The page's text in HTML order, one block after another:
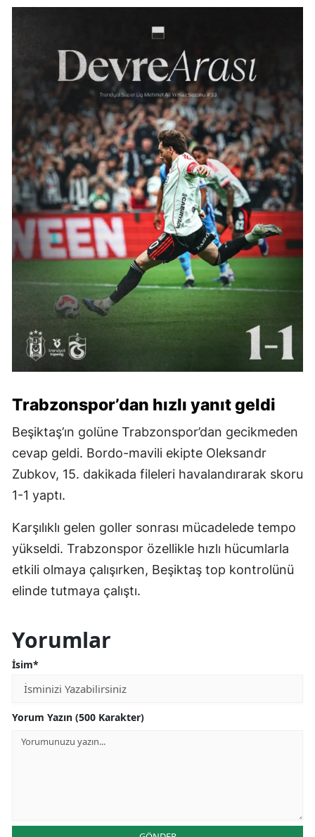
Trabzonspor’dan hızlı yanıt geldi
Beşiktaş’ın golüne Trabzonspor’dan gecikmeden
cevap geldi. Bordo-mavili ekipte Oleksandr
Zubkov, 15. dakikada fileleri havalandırarak skoru
1-1 yaptı.
Karşılıklı gelen goller sonrası mücadelede tempo
yükseldi. Trabzonspor özellikle hızlı hücumlarla
etkili olmaya çalışırken, Beşiktaş top kontrolünü
elinde tutmaya çalıştı.
Yorumlar
İsim*
Yorum Yazın (500 Karakter)